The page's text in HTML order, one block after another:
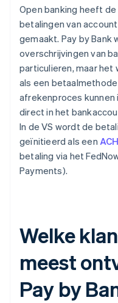
Open banking heeft
betalingen van
gemaakt. Pay by
overschrijvingen van
particulieren, maar
als een
afrekenproces
direct in het
In de VS wordt de
geïnitieerd als een
betaling via het
Payments).
Welke
meest
Pay by